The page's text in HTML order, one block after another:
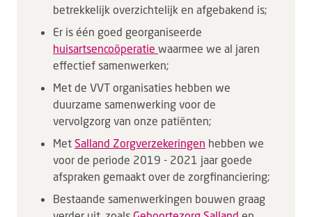
betrekkelijk overzichtelijk en afgebakend is;
Er is één goed georganiseerde
huisartsencoöperatie waarmee we al jaren
effectief samenwerken;
Met de VVT organisaties hebben we
duurzame samenwerking voor de
vervolgzorg van onze patiënten;
Met Salland Zorgverzekeringen hebben we
voor de periode 2019 - 2021 jaar goede
afspraken gemaakt over de zorgfinanciering;
Bestaande samenwerkingen bouwen graag